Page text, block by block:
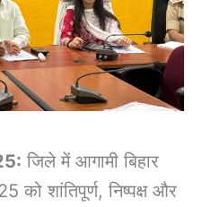
जिले में आगामी बिहार
को शांतिपूर्ण, निष्पक्ष और